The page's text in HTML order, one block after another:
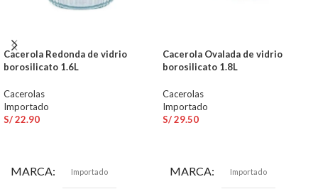
Cacerola Redonda de vidrio
borosilicato 1.6L
Cacerolas
Importado
S/22.90
MARCA Importado
Cacerola Ovalada de vidrio
borosilicato 1.8L
Cacerolas
Importado
S/29.50
MARCA Importado